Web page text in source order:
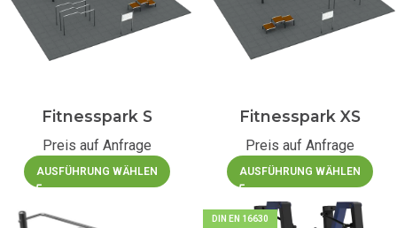
Fitnesspark S
Preis auf Anfrage
AUSFÜHRUNG WÄHLEN
Fitnesspark XS
Preis auf Anfrage
AUSFÜHRUNG WÄHLEN
DIN EN 16630